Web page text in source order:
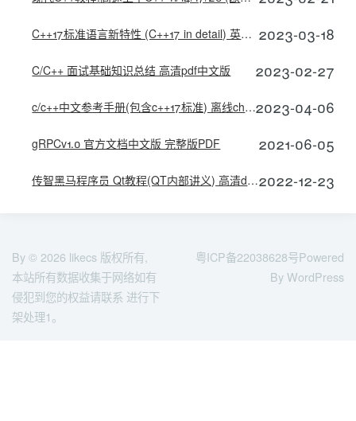
C++17标准语言新特性 (C++17 in detail) 英文完整PDF 2023-03-18
C/C++ 面试基础知识总结 高清pdf中文版 2023-02-27
c/c++中文参考手册(包含c++17标准) 离线chm版2023-04-06
gRPCv1.0 官方文档中文版 完整版PDF 2021-06-05
传智黑马程序员 Qt教程(QT内部讲义) 高清doc版2022-12-23
By © 2026 likecs 版权所有,
本站所有数据收集于网络如有
侵犯到您的权益请联系 进行下
架处理1。
粤ICP备22038628号Powered
By WordPress